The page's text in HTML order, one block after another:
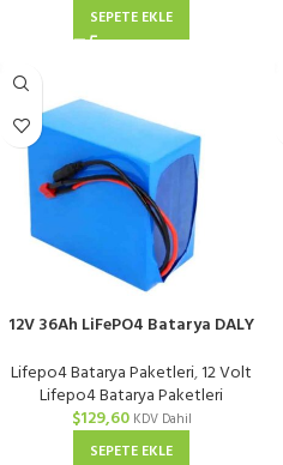
SEPETE EKLE
12V 36Ah LiFePO4 Batarya DALY
Lifepo4 Batarya Paketleri,12 Volt
Lifepo4 Batarya Paketleri
$129,60 KDV Dahil
SEPETE EKLE